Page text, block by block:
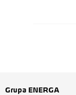
Grupa ENERGA